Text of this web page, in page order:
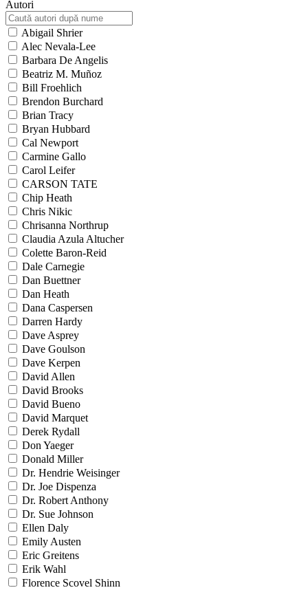
Autori
Abigail Shrier
Alec Nevala-Lee
Barbara De Angelis
Beatriz M. Muñoz
Bill Froehlich
Brendon Burchard
Brian Tracy
Bryan Hubbard
Cal Newport
Carmine Gallo
Carol Leifer
CARSON TATE
Chip Heath
Chris Nikic
Chrisanna Northrup
Claudia Azula Altucher
Colette Baron-Reid
Dale Carnegie
Dan Buettner
Dan Heath
Dana Caspersen
Darren Hardy
Dave Asprey
Dave Goulson
Dave Kerpen
David Allen
David Brooks
David Bueno
David Marquet
Derek Rydall
Don Yaeger
Donald Miller
Dr. Hendrie Weisinger
Dr. Joe Dispenza
Dr. Robert Anthony
Dr. Sue Johnson
Ellen Daly
Emily Austen
Eric Greitens
Erik Wahl
Florence Scovel Shinn